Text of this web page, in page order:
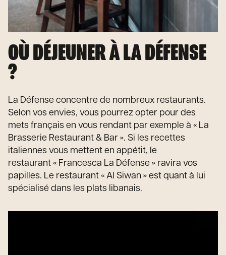
OÙ DÉJEUNER À LA DÉFENSE
?
La Défense concentre de nombreux restaurants.
Selon vos envies, vous pourrez opter pour des
mets français en vous rendant par exemple à « La
Brasserie Restaurant & Bar ». Si les recettes
italiennes vous mettent en appétit, le
restaurant « Francesca La Défense » ravira vos
papilles. Le restaurant « Al Siwan » est quant à lui
spécialisé dans les plats libanais.